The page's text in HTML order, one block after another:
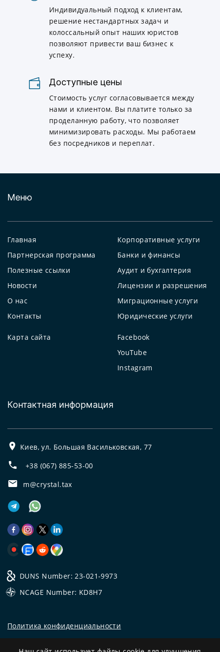
Индивидуальный подход к клиентам,
решение нестандартных задач и
колоссальный опыт наших юристов
позволяют привести ваш бизнес к
успеху.
Доступные цены
Стоимость услуг согласовывается между
нами и клиентом. Вы платите только за
проделанную работу, что позволяет
минимизировать расходы. Мы работаем
без посредников и переплат.
Меню
Главная
Партнерская программа
Полезные ссылки
Новости
О нас
Контакты
Корпоративные услуги
Банки и финансы
Аудит и бухгалтерия
Лицензии и разрешения
Миграционные услуги
Юридические услуги
Карта сайта
Facebook
YouTube
Instagram
Контактная информация
Киев, ул. Большая Васильковская, 77
+38 (067) 885-53-00
m@crystal.tax
DUNS Number: 23-021-9973
NCAGE Number: KD8H7
Политика конфиденциальности